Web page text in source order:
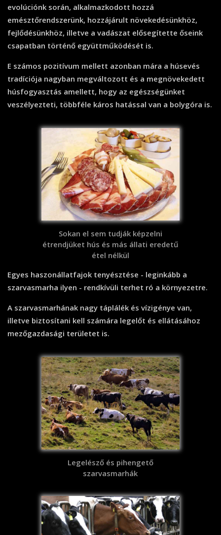
evolúciónk során, alkalmazkodott hozzá
emésztőrendszerünk, hozzájárult növekedésünkhöz,
fejlődésünkhöz, illetve a vadászat elősegítette őseink
csapatban történő együttműködését is.
E számos pozitívum mellett azonban mára a húsevés
tradíciója nagyban megváltozott és a megnövekedett
húsfogyasztás amellett, hogy az egészségünket
veszélyezteti, többféle káros hatással van a bolygóra is.
Sokan el sem tudják képzelni
étrendjüket hús és más állati eredetű
étel nélkül
Egyes haszonállatfajok tenyésztése - leginkább a
szarvasmarha ilyen - rendkívüli terhet ró a környezetre.
A szarvasmarhának nagy táplálék és vízigénye van,
illetve biztosítani kell számára legelőt és ellátásához
mezőgazdasági területet is.
Legelésző és pihengető
szarvasmarhák